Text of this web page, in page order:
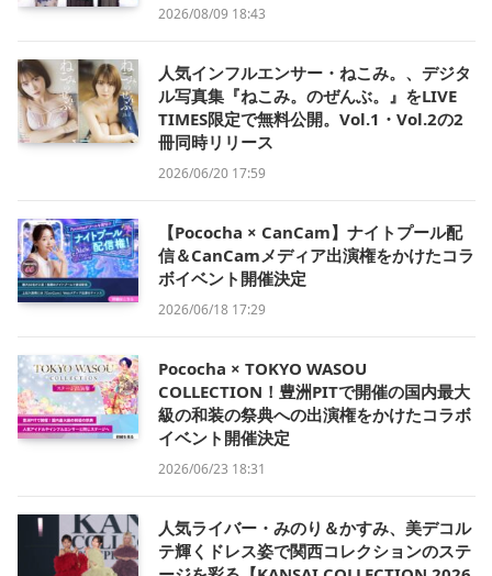
2026/08/09 18:43
人気インフルエンサー・ねこみ。、デジタ
ル写真集『ねこみ。のぜんぶ。』をLIVE
TIMES限定で無料公開。Vol.1・Vol.2の2
冊同時リリース
2026/06/20 17:59
【Pococha × CanCam】ナイトプール配
信＆CanCamメディア出演権をかけたコラ
ボイベント開催決定
2026/06/18 17:29
Pococha × TOKYO WASOU
COLLECTION！豊洲PITで開催の国内最大
級の和装の祭典への出演権をかけたコラボ
イベント開催決定
2026/06/23 18:31
人気ライバー・みのり＆かすみ、美デコル
テ輝くドレス姿で関西コレクションのステ